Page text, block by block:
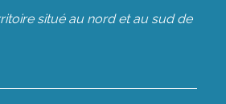
situé au nord et au sud de